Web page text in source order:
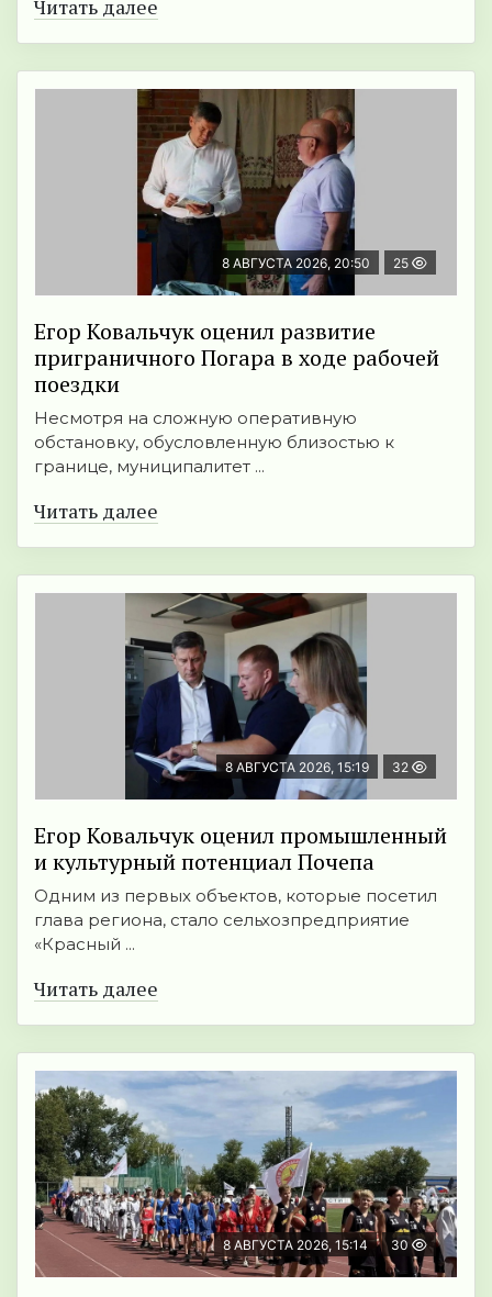
Читать далее
8 АВГУСТА 2026, 20:50 25
Егор Ковальчук оценил развитие
приграничного Погара в ходе рабочей
поездки
Несмотря на сложную оперативную
обстановку, обусловленную близостью к
границе, муниципалитет ...
Читать далее
8 АВГУСТА 2026, 15:19 32
Егор Ковальчук оценил промышленный
и культурный потенциал Почепа
Одним из первых объектов, которые посетил
глава региона, стало сельхозпредприятие
«Красный ...
Читать далее
8 АВГУСТА 2026, 15:14 30